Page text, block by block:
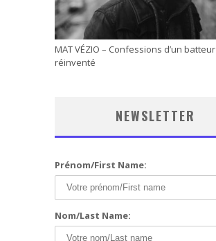
MAT VÉZIO – Confessions d’un batteur
réinventé
NEWSLETTER
Prénom/First Name:
Nom/Last Name: